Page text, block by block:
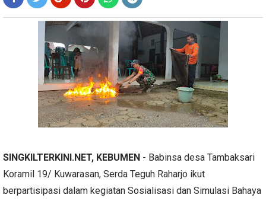
SINGKILTERKINI.NET, KEBUMEN - Babinsa desa Tambaksari
Koramil 19/ Kuwarasan, Serda Teguh Raharjo ikut
berpartisipasi dalam kegiatan Sosialisasi dan Simulasi Bahaya